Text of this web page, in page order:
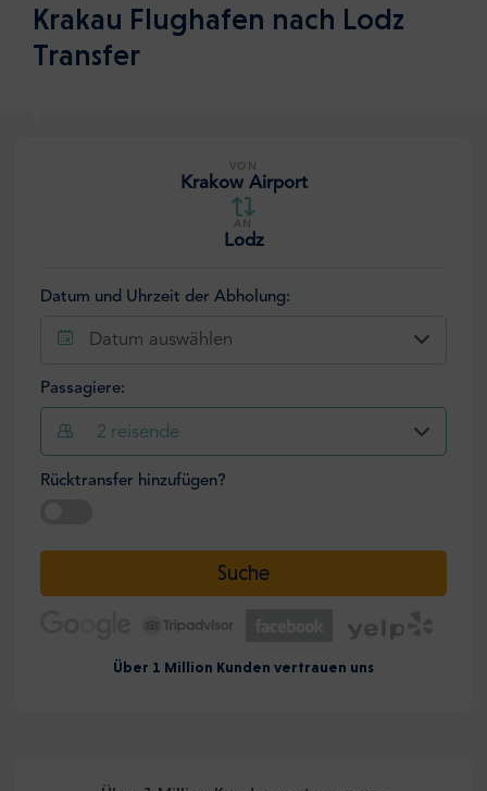
Krakau Flughafen nach Lodz
Transfer
VON
Krakow Airport
AN
Lodz
Datum und Uhrzeit der Abholung:
Datum auswählen
Passagiere:
2 reisende
Rücktransfer hinzufügen?
Suche
Über 1 Million Kunden vertrauen uns